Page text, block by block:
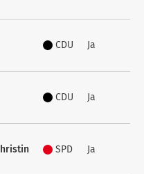
CDU Ja
CDU Ja
SPD Ja